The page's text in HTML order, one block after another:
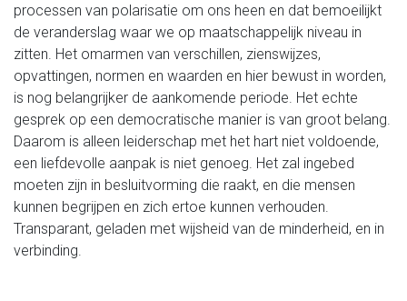
processen van polarisatie om ons heen en dat bemoeilijkt
de veranderslag waar we op maatschappelijk niveau in
zitten. Het omarmen van verschillen, zienswijzes,
opvattingen, normen en waarden en hier bewust in worden,
is nog belangrijker de aankomende periode. Het echte
gesprek op een democratische manier is van groot belang.
Daarom is alleen leiderschap met het hart niet voldoende,
een liefdevolle aanpak is niet genoeg. Het zal ingebed
moeten zijn in besluitvorming die raakt, en die mensen
kunnen begrijpen en zich ertoe kunnen verhouden.
Transparant, geladen met wijsheid van de minderheid, en in
verbinding.